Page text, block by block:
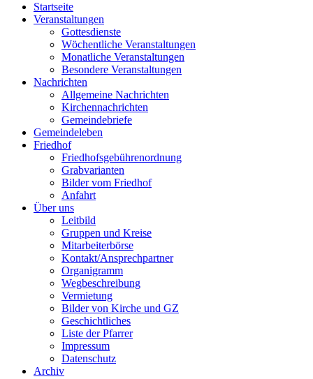
Startseite
Veranstaltungen
Gottesdienste
Wöchentliche Veranstaltungen
Monatliche Veranstaltungen
Besondere Veranstaltungen
Nachrichten
Allgemeine Nachrichten
Kirchennachrichten
Gemeindebriefe
Gemeindeleben
Friedhof
Friedhofsgebührenordnung
Grabvarianten
Bilder vom Friedhof
Anfahrt
Über uns
Leitbild
Gruppen und Kreise
Mitarbeiterbörse
Kontakt/Ansprechpartner
Organigramm
Wegbeschreibung
Vermietung
Bilder von Kirche und GZ
Geschichtliches
Liste der Pfarrer
Impressum
Datenschutz
Archiv